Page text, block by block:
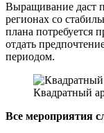
Выращивание даст
регионах со
плана потребуется
отдать
периодом.
Квадратный
Все мероприятия